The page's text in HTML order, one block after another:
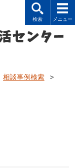
相談事例検索
>